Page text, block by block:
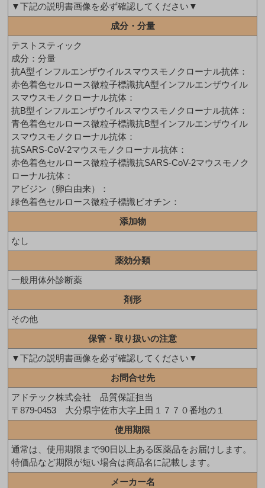
▼下記の説明書画像を必ず確認してください▼
成分・分量
テストスティック
成分：分量
抗A型インフルエンザウイルスマウスモノクローナル抗体：
赤色着色セルロース微粒子標識抗A型インフルエンザウイル
スマウスモノクローナル抗体：
抗B型インフルエンザウイルスマウスモノクローナル抗体：
青色着色セルロース微粒子標識抗B型インフルエンザウイル
スマウスモノクローナル抗体：
抗SARS-CoV-2マウスモノクローナル抗体：
赤色着色セルロース微粒子標識抗SARS-CoV-2マウスモノク
ローナル抗体：
アビジン（卵白由来）：
緑色着色セルロース微粒子標識ビオチン：
添加物
なし
薬効分類
一般用体外診断薬
剤形
その他
保管・取り扱いの注意
▼下記の説明書画像を必ず確認してください▼
お問合せ先
アドテック株式会社 品質保証担当
〒879-0453 大分県宇佐市大字上田１７７０番地の１
使用期限
通常は、使用期限まで90日以上ある医薬品をお届けします。
特価品など期限が短い場合は商品名に記載します。
メーカー名